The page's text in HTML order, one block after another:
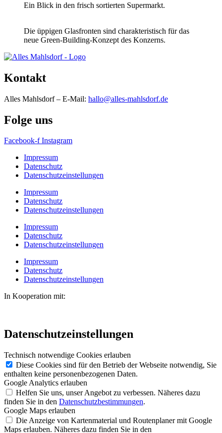
Ein Blick in den frisch sortierten Supermarkt.
Die üppigen Glasfronten sind charakteristisch für das
neue Green-Building-Konzept des Konzerns.
Kontakt
Alles Mahlsdorf – E-Mail: hallo@alles-mahlsdorf.de
Folge uns
Facebook-f Instagram
Impressum
Datenschutz
Datenschutzeinstellungen
Impressum
Datenschutz
Datenschutzeinstellungen
Impressum
Datenschutz
Datenschutzeinstellungen
Impressum
Datenschutz
Datenschutzeinstellungen
In Kooperation mit:
Datenschutzeinstellungen
Technisch notwendige Cookies erlauben
Diese Cookies sind für den Betrieb der Webseite notwendig, Sie
enthalten keine personenbezogenen Daten.
Google Analytics erlauben
Helfen Sie uns, unser Angebot zu verbessen. Näheres dazu
finden Sie in den Datenschutzbestimmungen.
Google Maps erlauben
Die Anzeige von Kartenmaterial und Routenplaner mit Google
Maps erlauben. Näheres dazu finden Sie in den